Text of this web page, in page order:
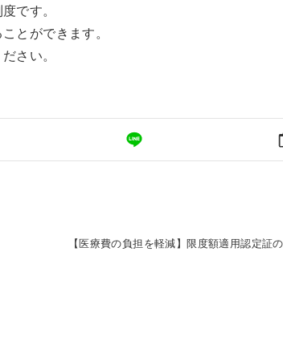
です。
とができます。
さい。
【医療費の負担を軽減】限度額適用認定証